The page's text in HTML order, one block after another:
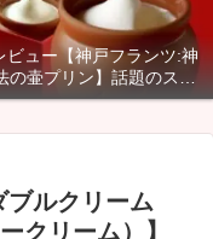
ビュー【神戸フランツ:神
の壷プリン】話題のスイ
カロリー・口コミ・賞味
ルクリーム
クリーム）】